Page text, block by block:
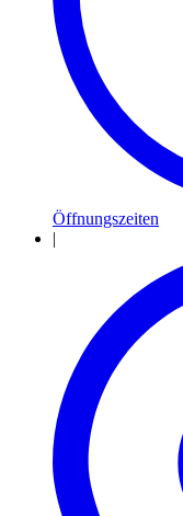
Öffnungszeiten
|